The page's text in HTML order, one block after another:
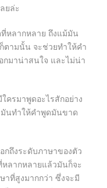
ยล่ะ
ที่หลากหลาย ถึงแม้มัน
ตามนั้น จะช่วยทำให้คำ
กมาน่าสนใจ และไม่น่า
ใครมาพูดอะไรสักอย่าง
มันทำให้คำพูดมันขาด
กถึงระดับภาษาของตัว
หลากหลายแล้วมันก็จะ
าที่สูงมากกว่า ซึ่งจะมี